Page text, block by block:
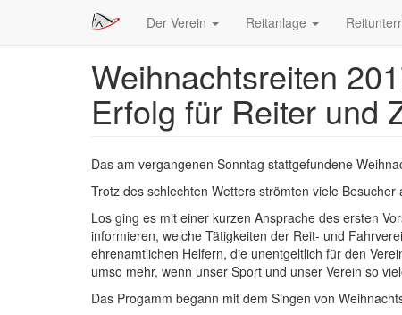
Hauptnavigation
Der Verein Reitanlage
Weihnachtsreiten
Erfolg für Reiter und
Das am vergangenen Sonntag stattgefundene
Trotz des schlechten Wetters strömten viele
Los ging es mit einer kurzen Ansprache des ersten
informieren, welche Tätigkeiten der Reit- und
ehrenamtlichen Helfern, die unentgeltlich für den
umso mehr, wenn unser Sport und unser Verein so
Das Progamm begann mit dem Singen von